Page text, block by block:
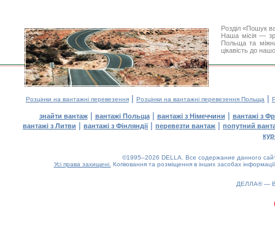
Розділ «Пошук
Наша місія —
Польща та
цікавість до
Розцінки на вантажні перевезення | Розцінки на вантажні перевезення Польща |
знайти вантаж| вантажі Польща| вантажі з Німеччини | вантажі з
вантажі з Литви | вантажі з Фінляндії| перевезти вантаж | попутний
©1995–2026 DELLA. Все содержание данного
Усі права захищені. Копіювання та розміщення в інших засобах
ДЕЛЛА® —